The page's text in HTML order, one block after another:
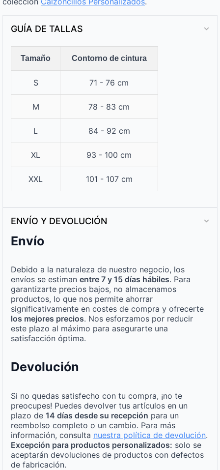
GUÍA DE TALLAS
Tamaño Contorno de cintura
S 71 - 76 cm
M 78 - 83 cm
L 84 - 92 cm
XL 93 - 100 cm
XXL 101 - 107 cm
ENVÍO Y DEVOLUCIÓN
Envío
Debido a la naturaleza de nuestro negocio, los
envíos se estiman entre 7 y 15 días hábiles. Para
garantizarte precios bajos, no almacenamos
productos, lo que nos permite ahorrar
significativamente en costes de compra y ofrecerte
los mejores precios. Nos esforzamos por reducir
este plazo al máximo para asegurarte una
satisfacción óptima.
Devolución
Si no quedas satisfecho con tu compra, ¡no te
preocupes! Puedes devolver tus artículos en un
plazo de 14 días desde su recepción para un
reembolso completo o un cambio. Para más
información, consulta nuestra política de devolución.
Excepción para productos personalizados: solo se
aceptarán devoluciones de productos con defectos
de fabricación.